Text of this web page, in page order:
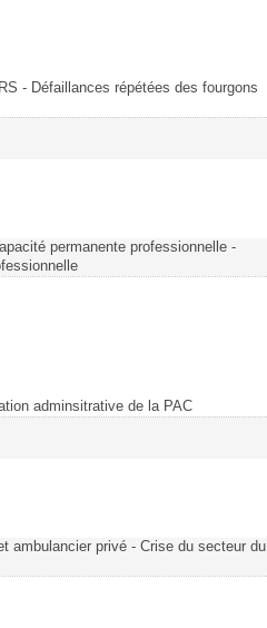
- Défaillances répétées des fourgons
permanente professionnelle -
adminsitrative de la PAC
ambulancier privé - Crise du secteur du